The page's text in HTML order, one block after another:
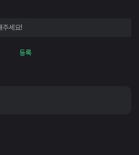
등록